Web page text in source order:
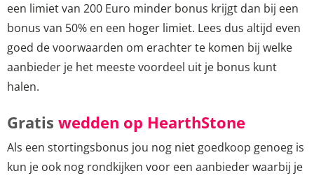
een limiet van 200 Euro minder bonus krijgt dan bij een
bonus van 50% en een hoger limiet. Lees dus altijd even
goed de voorwaarden om erachter te komen bij welke
aanbieder je het meeste voordeel uit je bonus kunt
halen.
Gratis wedden op HearthStone
Als een stortingsbonus jou nog niet goedkoop genoeg is
kun je ook nog rondkijken voor een aanbieder waarbij je